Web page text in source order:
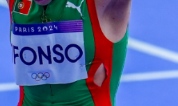
Contactos